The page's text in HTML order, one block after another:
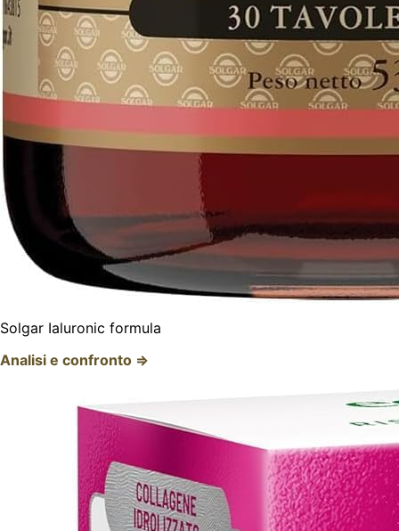
Solgar Ialuronic formula
Analisi e confronto ⇒